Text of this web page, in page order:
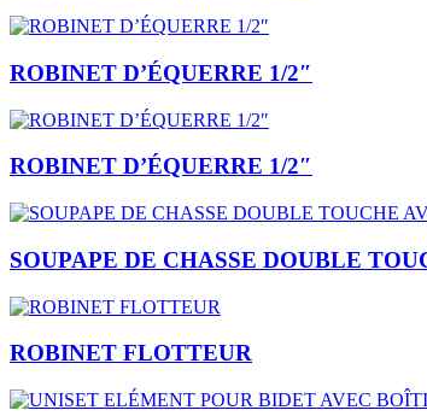
ROBINET D’ÉQUERRE 1/2″
ROBINET D’ÉQUERRE 1/2″
SOUPAPE DE CHASSE DOUBLE
ROBINET FLOTTEUR